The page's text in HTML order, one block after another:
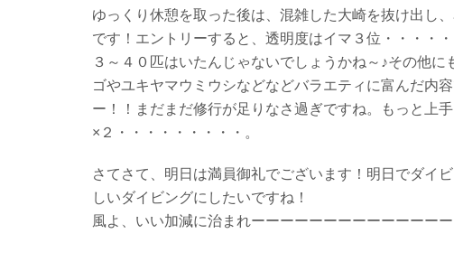
ゆっくり休憩を取った後は、混雑した大崎を抜け出し
です！エントリーすると、透明度はイマ３位・・・・
３～４０匹はいたんじゃないでしょうかね～♪その他
ゴやユキヤマウミウシなどなどバラエティに富んだ内
ー！！まだまだ修行が足りなさ過ぎですね。もっと上
×２・・・・・・・・・。
さてさて、明日は満員御礼でございます！明日でダイ
しいダイビングにしたいですね！
風よ、いい加減に治まれーーーーーーーーーーーーー